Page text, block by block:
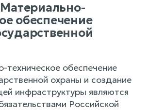
Материально-
обеспечение
техническое обеспечение
охраны и создание
инфраструктуры являются
Российской